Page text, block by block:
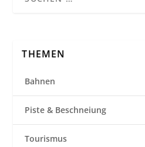
THEMEN
Bahnen
Piste & Beschneiung
Tourismus